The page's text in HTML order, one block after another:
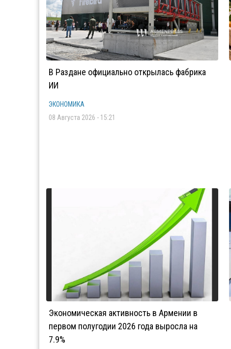
В Раздане официально открылась фабрика
ИИ
ЭКОНОМИКА
08 Августа 2026 - 15:21
Экономическая активность в Армении в
первом полугодии 2026 года выросла на
7.9%